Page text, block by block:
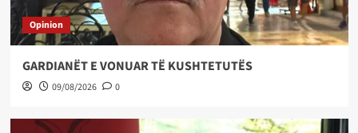
Opinion
GARDIANËT E VONUAR TË KUSHTETUTËS
09/08/2026 0